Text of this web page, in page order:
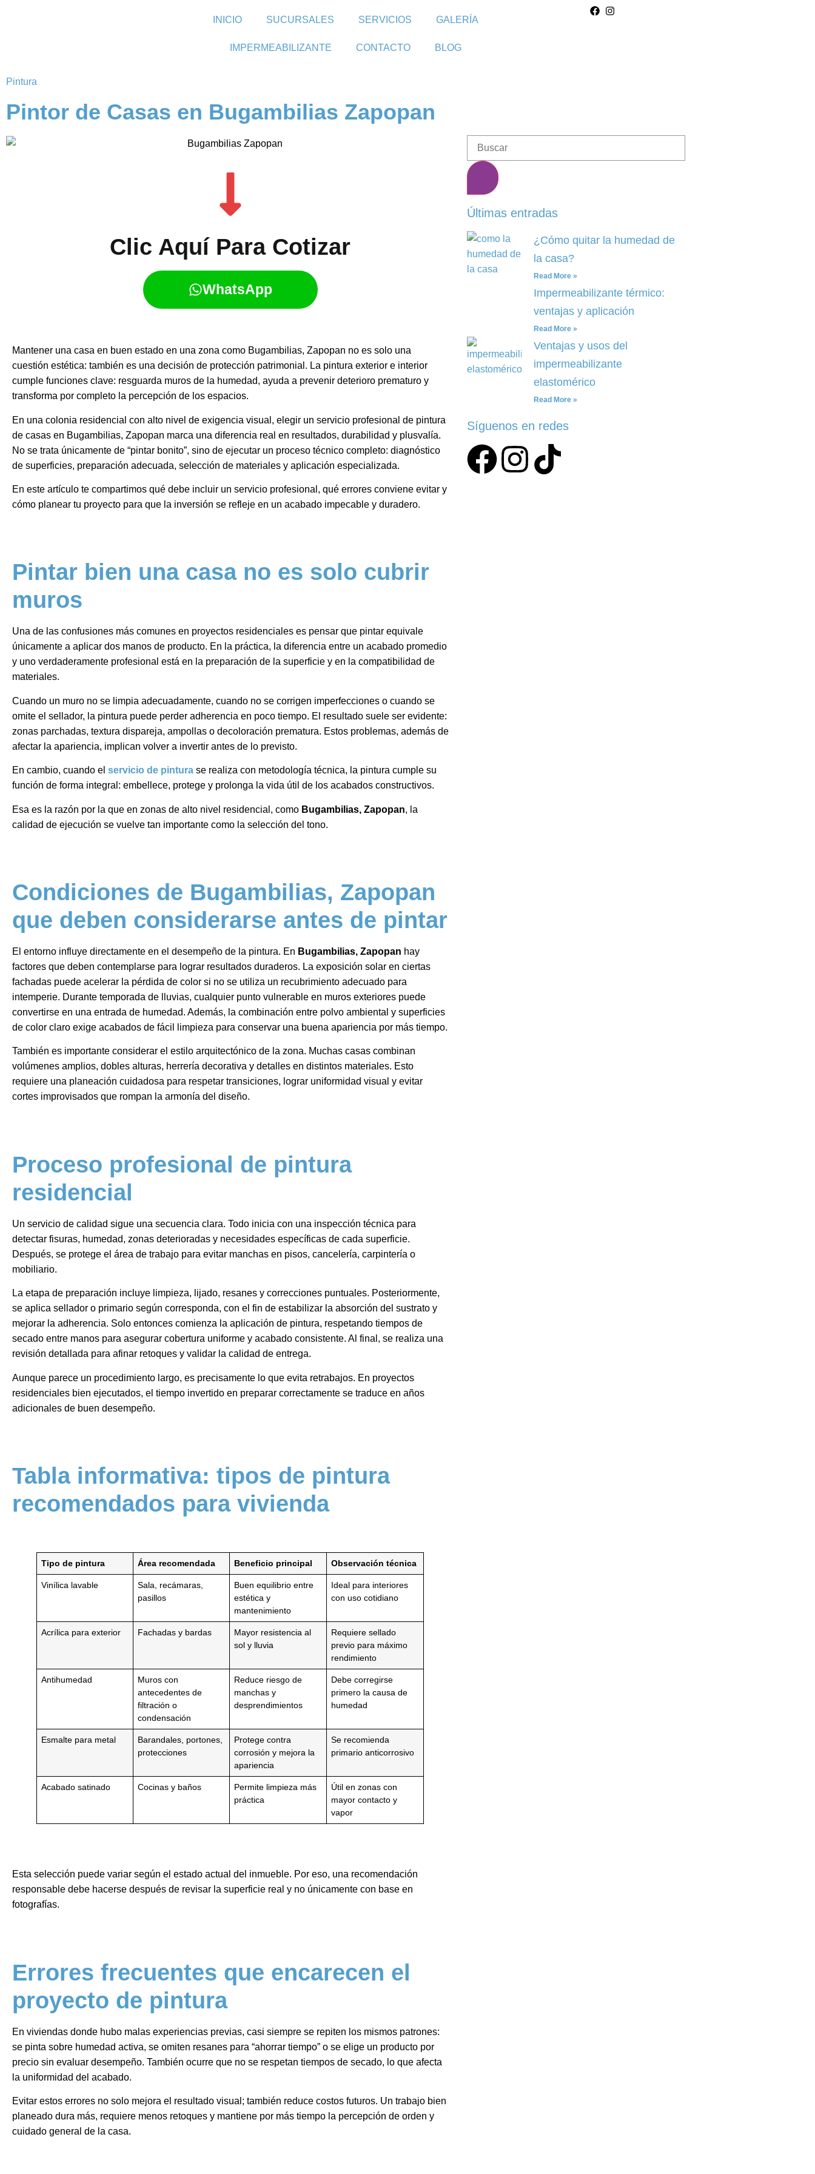
INICIO SUCURSALES SERVICIOS GALERÍA
IMPERMEABILIZANTE CONTACTO BLOG
Pintura
Pintor de Casas en Bugambilias Zapopan
Clic Aquí Para Cotizar​
WhatsApp
Mantener una casa en buen estado en una zona como Bugambilias, Zapopan no es solo una
cuestión estética: también es una decisión de protección patrimonial. La pintura exterior e interior
cumple funciones clave: resguarda muros de la humedad, ayuda a prevenir deterioro prematuro y
transforma por completo la percepción de los espacios.
En una colonia residencial con alto nivel de exigencia visual, elegir un servicio profesional de pintura
de casas en Bugambilias, Zapopan marca una diferencia real en resultados, durabilidad y plusvalía.
No se trata únicamente de “pintar bonito”, sino de ejecutar un proceso técnico completo: diagnóstico
de superficies, preparación adecuada, selección de materiales y aplicación especializada.
En este artículo te compartimos qué debe incluir un servicio profesional, qué errores conviene evitar y
cómo planear tu proyecto para que la inversión se refleje en un acabado impecable y duradero.
Pintar bien una casa no es solo cubrir
muros
Una de las confusiones más comunes en proyectos residenciales es pensar que pintar equivale
únicamente a aplicar dos manos de producto. En la práctica, la diferencia entre un acabado promedio
y uno verdaderamente profesional está en la preparación de la superficie y en la compatibilidad de
materiales.
Cuando un muro no se limpia adecuadamente, cuando no se corrigen imperfecciones o cuando se
omite el sellador, la pintura puede perder adherencia en poco tiempo. El resultado suele ser evidente:
zonas parchadas, textura dispareja, ampollas o decoloración prematura. Estos problemas, además de
afectar la apariencia, implican volver a invertir antes de lo previsto.
En cambio, cuando el servicio de pintura se realiza con metodología técnica, la pintura cumple su
función de forma integral: embellece, protege y prolonga la vida útil de los acabados constructivos.
Esa es la razón por la que en zonas de alto nivel residencial, como Bugambilias, Zapopan, la
calidad de ejecución se vuelve tan importante como la selección del tono.
Condiciones de Bugambilias, Zapopan
que deben considerarse antes de pintar
El entorno influye directamente en el desempeño de la pintura. En Bugambilias, Zapopan hay
factores que deben contemplarse para lograr resultados duraderos. La exposición solar en ciertas
fachadas puede acelerar la pérdida de color si no se utiliza un recubrimiento adecuado para
intemperie. Durante temporada de lluvias, cualquier punto vulnerable en muros exteriores puede
convertirse en una entrada de humedad. Además, la combinación entre polvo ambiental y superficies
de color claro exige acabados de fácil limpieza para conservar una buena apariencia por más tiempo.
También es importante considerar el estilo arquitectónico de la zona. Muchas casas combinan
volúmenes amplios, dobles alturas, herrería decorativa y detalles en distintos materiales. Esto
requiere una planeación cuidadosa para respetar transiciones, lograr uniformidad visual y evitar
cortes improvisados que rompan la armonía del diseño.
Proceso profesional de pintura
residencial
Un servicio de calidad sigue una secuencia clara. Todo inicia con una inspección técnica para
detectar fisuras, humedad, zonas deterioradas y necesidades específicas de cada superficie.
Después, se protege el área de trabajo para evitar manchas en pisos, cancelería, carpintería o
mobiliario.
La etapa de preparación incluye limpieza, lijado, resanes y correcciones puntuales. Posteriormente,
se aplica sellador o primario según corresponda, con el fin de estabilizar la absorción del sustrato y
mejorar la adherencia. Solo entonces comienza la aplicación de pintura, respetando tiempos de
secado entre manos para asegurar cobertura uniforme y acabado consistente. Al final, se realiza una
revisión detallada para afinar retoques y validar la calidad de entrega.
Aunque parece un procedimiento largo, es precisamente lo que evita retrabajos. En proyectos
residenciales bien ejecutados, el tiempo invertido en preparar correctamente se traduce en años
adicionales de buen desempeño.
Tabla informativa: tipos de pintura
recomendados para vivienda
Tipo de pintura Área recomendada Beneficio principal Observación técnica
Vinílica lavable
Sala, recámaras,
pasillos
Buen equilibrio entre
estética y
mantenimiento
Ideal para interiores
con uso cotidiano
Acrílica para exterior Fachadas y bardas
Mayor resistencia al
sol y lluvia
Requiere sellado
previo para máximo
rendimiento
Antihumedad
Muros con
antecedentes de
filtración o
condensación
Reduce riesgo de
manchas y
desprendimientos
Debe corregirse
primero la causa de
humedad
Esmalte para metal
Barandales, portones,
protecciones
Protege contra
corrosión y mejora la
apariencia
Se recomienda
primario anticorrosivo
Acabado satinado Cocinas y baños
Permite limpieza más
práctica
Útil en zonas con
mayor contacto y
vapor
Esta selección puede variar según el estado actual del inmueble. Por eso, una recomendación
responsable debe hacerse después de revisar la superficie real y no únicamente con base en
fotografías.
Errores frecuentes que encarecen el
proyecto de pintura
En viviendas donde hubo malas experiencias previas, casi siempre se repiten los mismos patrones:
se pinta sobre humedad activa, se omiten resanes para “ahorrar tiempo” o se elige un producto por
precio sin evaluar desempeño. También ocurre que no se respetan tiempos de secado, lo que afecta
la uniformidad del acabado.
Evitar estos errores no solo mejora el resultado visual; también reduce costos futuros. Un trabajo bien
planeado dura más, requiere menos retoques y mantiene por más tiempo la percepción de orden y
cuidado general de la casa.
Últimas entradas
¿Cómo quitar la humedad de
la casa?
Read More »
Impermeabilizante térmico:
ventajas y aplicación
Read More »
Ventajas y usos del
impermeabilizante
elastomérico
Read More »
Síguenos en redes